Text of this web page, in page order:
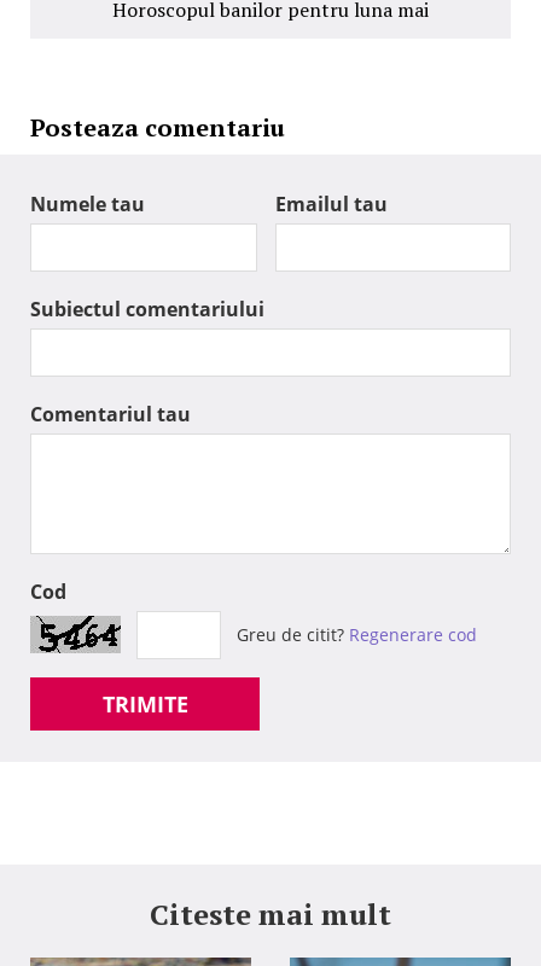
Horoscopul banilor pentru luna mai
Posteaza comentariu
Numele tau Emailul tau
Subiectul comentariului
Comentariul tau
Cod
Greu de citit? Regenerare cod
TRIMITE
Citeste mai mult